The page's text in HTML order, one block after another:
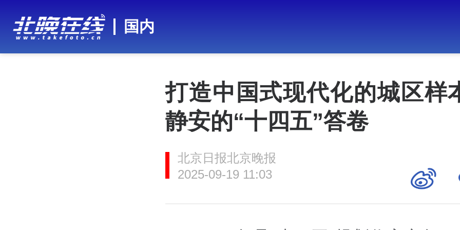
国内
打造中国式现代化的城区样
静安的“十四五”答卷
北京日报北京晚报
2025-09-19 11:03